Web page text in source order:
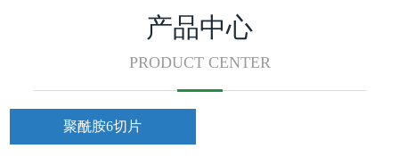
产品中心
PRODUCT CENTER
聚酰胺6切片